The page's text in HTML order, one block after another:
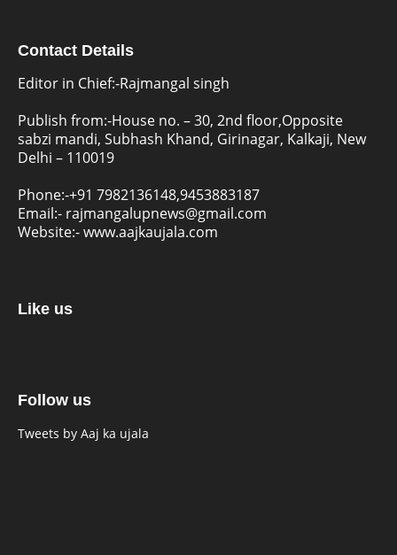
Contact Details
Editor in Chief:-Rajmangal singh
Publish from:-House no. – 30, 2nd floor,Opposite
sabzi mandi, Subhash Khand, Girinagar, Kalkaji, New
Delhi – 110019
Phone:-+91 7982136148,9453883187
Email:- rajmangalupnews@gmail.com
Website:-www.aajkaujala.com
Like us
Follow us
Tweets by Aaj ka ujala